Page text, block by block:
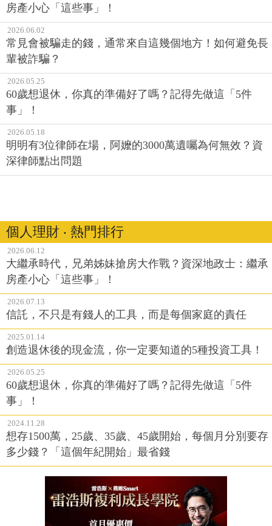
房產小心「這些事」！
2026.06.02
常見會被騙走的錢，通常來自這幾個地方！如何避免長
輩被詐騙？
2026.05.25
60歲想退休，你真的準備好了嗎？記得先做這「5件
事」！
2026.05.18
明明有3位律師在場，阿嬤的3000萬遺囑為何無效？資
深律師點出問題
個人理財 ‧ 熱門排行
2026.06.12
大繼承時代，兄弟姊妹搶房大作戰？資深地政士：繼承
房產小心「這些事」！
2026.07.13
信託，不只是有錢人的工具，而是每個家庭的責任
2025.01.14
創造退休後的現金流，你一定要知道的5種投資工具！
2026.05.25
60歲想退休，你真的準備好了嗎？記得先做這「5件
事」！
2024.11.28
想存1500萬，25歲、35歲、45歲開始，每個月分別要存
多少錢？「這個年紀開始」最省錢